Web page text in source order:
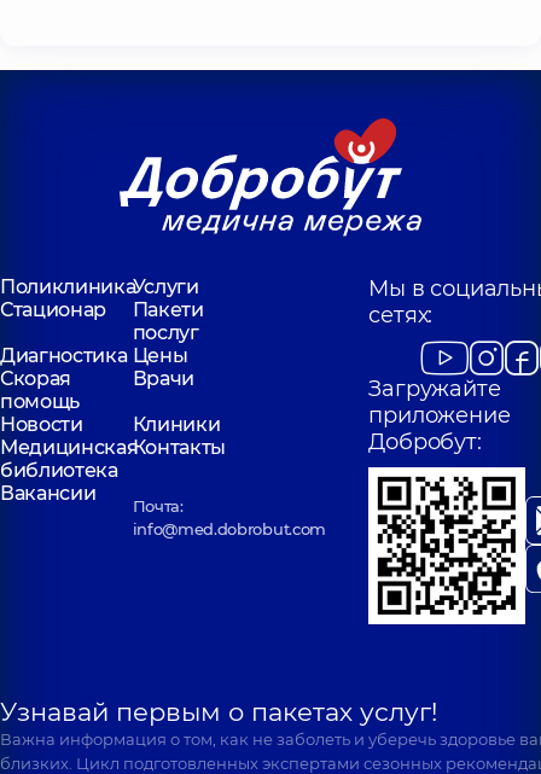
ПоликлиникаУслуги
Стационар
Пакети
послуг
Диагностика Цены
Скорая
помощь
Врачи
Новости
Клиники
Медицинская
библиотека
Контакты
Вакансии
Почта:
info@med.dobrobut.com
Мы в
сетях:
Загружайте
приложение
Добробут:
Узнавай первым о пакетах услуг!
Важна информация о том, как не заболеть и уберечь здоровье
близких. Цикл подготовленных экспертами сезонных